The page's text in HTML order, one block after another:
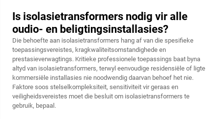
Is isolasietransformers nodig vir alle
oudio- en beligtingsinstallasies?
Die behoefte aan isolasietransformers hang af van die spesifieke
toepassingsvereistes, kragkwaliteitsomstandighede en
prestasieverwagtings. Kritieke professionele toepassings baat byna
altyd van isolasietransformers, terwyl eenvoudige residensiële of ligte
kommersiële installasies nie noodwendig daarvan behoef het nie.
Faktore soos stelselkompleksiteit, sensitiviteit vir geraas en
veiligheidsvereistes moet die besluit om isolasietransformers te
gebruik, bepaal.